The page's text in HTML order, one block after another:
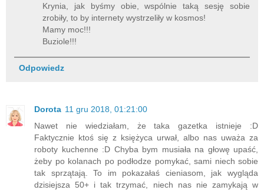
Krynia, jak byśmy obie, wspólnie taką sesję sobie
zrobiły, to by internety wystrzeliły w kosmos!
Mamy moc!!!
Buziole!!!
Odpowiedz
Dorota 11 gru 2018, 01:21:00
Nawet nie wiedziałam, że taka gazetka istnieje :D
Faktycznie ktoś się z księżyca urwał, albo nas uważa za
roboty kuchenne :D Chyba bym musiała na głowę upaść,
żeby po kolanach po podłodze pomykać, sami niech sobie
tak sprzątają. To im pokazałaś cieniasom, jak wygląda
dzisiejsza 50+ i tak trzymać, niech nas nie zamykają w